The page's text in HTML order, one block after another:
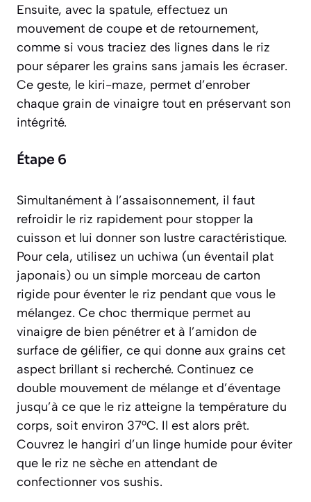
Ensuite, avec la spatule, effectuez un
mouvement de coupe et de retournement,
comme si vous traciez des lignes dans le riz
pour séparer les grains sans jamais les écraser.
Ce geste, le kiri-maze, permet d’enrober
chaque grain de vinaigre tout en préservant son
intégrité.
Étape 6
Simultanément à l’assaisonnement, il faut
refroidir le riz rapidement pour stopper la
cuisson et lui donner son lustre caractéristique.
Pour cela, utilisez un uchiwa (un éventail plat
japonais) ou un simple morceau de carton
rigide pour éventer le riz pendant que vous le
mélangez. Ce choc thermique permet au
vinaigre de bien pénétrer et à l’amidon de
surface de gélifier, ce qui donne aux grains cet
aspect brillant si recherché. Continuez ce
double mouvement de mélange et d’éventage
jusqu’à ce que le riz atteigne la température du
corps, soit environ 37°C. Il est alors prêt.
Couvrez le hangiri d’un linge humide pour éviter
que le riz ne sèche en attendant de
confectionner vos sushis.